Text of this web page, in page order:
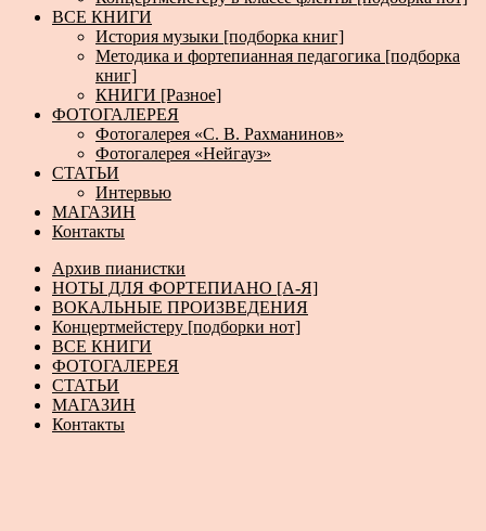
ВСЕ КНИГИ
История музыки [подборка книг]
Методика и фортепианная педагогика [подборка
книг]
КНИГИ [Разное]
ФОТОГАЛЕРЕЯ
Фотогалерея «С. В. Рахманинов»
Фотогалерея «Нейгауз»
СТАТЬИ
Интервью
МАГАЗИН
Контакты
Архив пианистки
НОТЫ ДЛЯ ФОРТЕПИАНО [А-Я]
ВОКАЛЬНЫЕ ПРОИЗВЕДЕНИЯ
Концертмейстеру [подборки нот]
ВСЕ КНИГИ
ФОТОГАЛЕРЕЯ
СТАТЬИ
МАГАЗИН
Контакты